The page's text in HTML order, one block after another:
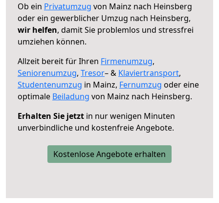
Ob ein Privatumzug von Mainz nach Heinsberg
oder ein gewerblicher Umzug nach Heinsberg,
wir helfen, damit Sie problemlos und stressfrei
umziehen können.
Allzeit bereit für Ihren Firmenumzug,
Seniorenumzug, Tresor– & Klaviertransport,
Studentenumzug in Mainz, Fernumzug oder eine
optimale Beiladung von Mainz nach Heinsberg.
Erhalten Sie jetzt in nur wenigen Minuten
unverbindliche und kostenfreie Angebote.
Kostenlose Angebote erhalten